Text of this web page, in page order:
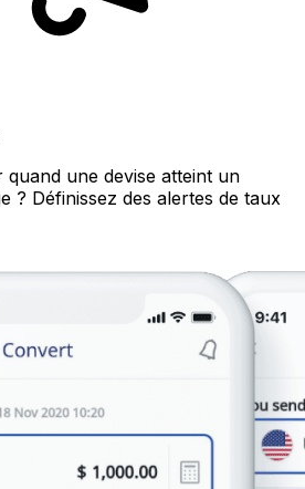
quand une devise atteint un
? Définissez des alertes de taux